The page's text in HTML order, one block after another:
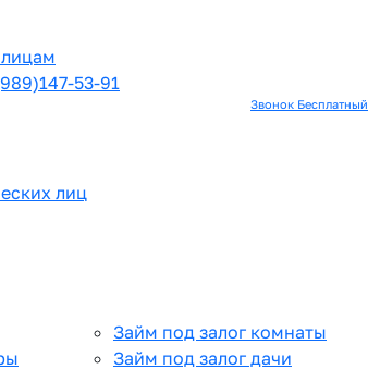
53-91
Звонок Бесплатный
лиц
Займ под залог комнаты
Займ под залог дачи